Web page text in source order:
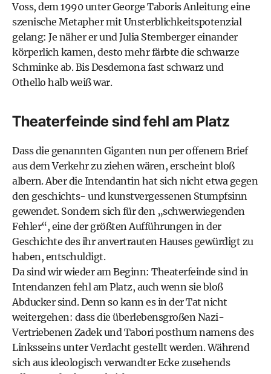
Voss, dem 1990 unter George Taboris Anleitung eine
szenische Metapher mit Unsterblichkeitspotenzial
gelang: Je näher er und Julia Stemberger einander
körperlich kamen, desto mehr färbte die schwarze
Schminke ab. Bis Desdemona fast schwarz und
Othello halb weiß war.
Theaterfeinde sind fehl am Platz
Dass die genannten Giganten nun per offenem Brief
aus dem Verkehr zu ziehen wären, erscheint bloß
albern. Aber die Intendantin hat sich nicht etwa gegen
den geschichts- und kunstvergessenen Stumpfsinn
gewendet. Sondern sich für den „schwerwiegenden
Fehler“, eine der größten Aufführungen in der
Geschichte des ihr anvertrauten Hauses gewürdigt zu
haben, entschuldigt.
Da sind wir wieder am Beginn: Theaterfeinde sind in
Intendanzen fehl am Platz, auch wenn sie bloß
Abducker sind. Denn so kann es in der Tat nicht
weitergehen: dass die überlebensgroßen Nazi-
Vertriebenen Zadek und Tabori posthum namens des
Linksseins unter Verdacht gestellt werden. Während
sich aus ideologisch verwandter Ecke zusehends